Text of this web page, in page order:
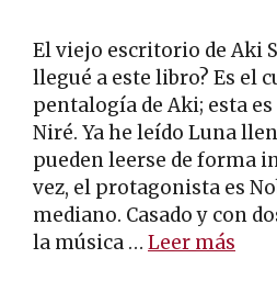
El viejo escritorio de Aki
llegué a este libro? Es el
pentalogía de Aki; esta
Niré. Ya he leído Luna
pueden leerse de forma
vez, el protagonista es
mediano. Casado y con
la música … Leer más